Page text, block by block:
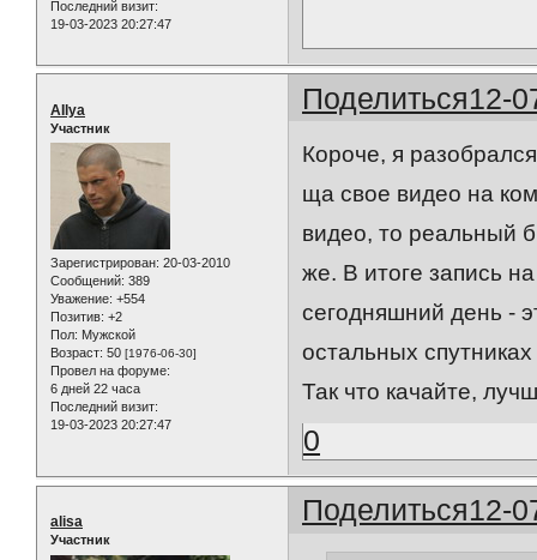
Последний визит:
19-03-2023 20:27:47
Поделиться12-
AIlya
Участник
Зарегистрирован: 20-03-2010
Сообщений: 389
Уважение: +554
Позитив: +2
Пол: Мужской
Возраст: 50 [1976-06-30]
Провел на форуме:
6 дней 22 часа
Последний визит:
19-03-2023 20:27:47
Короче, я
ща свое видео на
видео, то реальный
же. В итоге запись
сегодняшний день -
остальных
Так что качайте,
0
Поделиться12-
alisa
Участник